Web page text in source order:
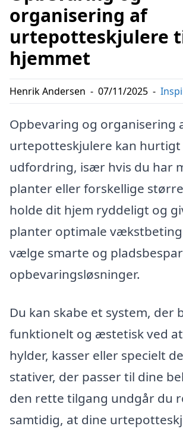
organisering af
urtepotteskjulere
hjemmet
Henrik Andersen - 07/11/2025 -
Opbevaring og organisering
urtepotteskjulere kan hurtigt
udfordring, især hvis du har
planter eller forskellige
holde dit hjem ryddeligt og
planter optimale
vælge smarte og
opbevaringsløsninger.
Du kan skabe et system, der
funktionelt og æstetisk ved
hylder, kasser eller specielt
stativer, der passer til dine
den rette tilgang undgår du
samtidig, at dine